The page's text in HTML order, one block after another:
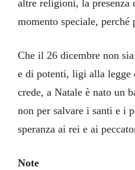
altre religioni, la presenza
momento speciale, perché
Che il 26 dicembre non
e di potenti, ligi alla legge
crede, a Natale è nato un
non per salvare i santi e i
speranza ai rei e ai
Note